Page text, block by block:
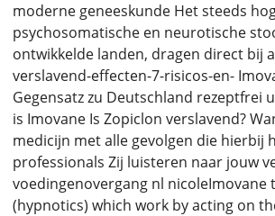
moderne geneeskunde Het steeds
psychosomatische en neurotische
ontwikkelde landen, dragen direct bij
verslavend-effecten-7-risicos-en-
Gegensatz zu Deutschland
is Imovane Is Zopiclon verslavend?
medicijn met alle gevolgen die hierbij
professionals Zij luisteren naar jouw
voedingenovergang nl
(hypnotics) which work by acting on